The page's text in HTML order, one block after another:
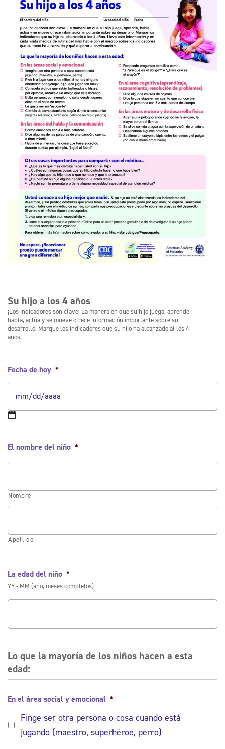
Su hijo a los 4 años
¡Los indicadores son clave! La manera en que su hijo juega, aprende,
habla, actúa y se mueve ofrece información importante sobre su
desarrollo. Marque los indicadores que su hijo ha alcanzado al los 4
años.
Fecha de hoy *
El nombre del niño *
Nombre
Apellido
La edad del niño *
YY - MM (año, meses completos)
Lo que la mayoría de los niños hacen a esta
edad:
En el área social y emocional *
Finge ser otra persona o cosa cuando está
jugando (maestro, superhéroe, perro)